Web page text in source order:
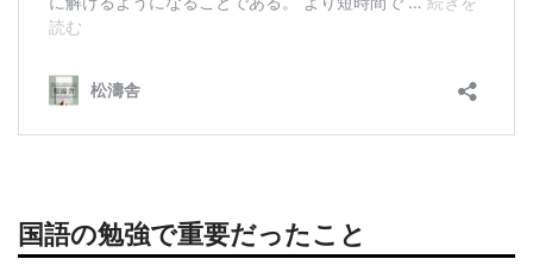
国語の勉強で重要だったこと